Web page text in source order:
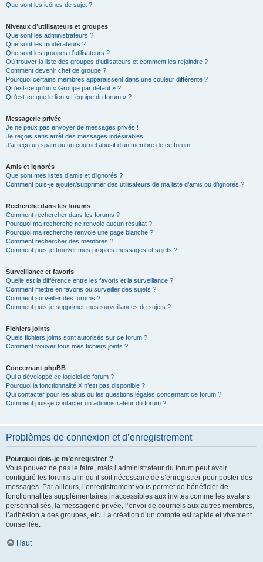
Que sont les icônes de sujet ?
Niveaux d’utilisateurs et groupes
Que sont les administrateurs ?
Que sont les modérateurs ?
Que sont les groupes d’utilisateurs ?
Où trouver la liste des groupes d’utilisateurs et comment les rejoindre ?
Comment devenir chef de groupe ?
Pourquoi certains membres apparaissent dans une couleur différente ?
Qu’est-ce qu’un « Groupe par défaut » ?
Qu’est-ce que le lien « L’équipe du forum » ?
Messagerie privée
Je ne peux pas envoyer de messages privés !
Je reçois sans arrêt des messages indésirables !
J’ai reçu un spam ou un courriel abusif d’un membre de ce forum !
Amis et ignorés
Que sont mes listes d’amis et d’ignorés ?
Comment puis-je ajouter/supprimer des utilisateurs de ma liste d’amis ou d’ignorés ?
Recherche dans les forums
Comment rechercher dans les forums ?
Pourquoi ma recherche ne renvoie aucun résultat ?
Pourquoi ma recherche renvoie une page blanche ?!
Comment rechercher des membres ?
Comment puis-je trouver mes propres messages et sujets ?
Surveillance et favoris
Quelle est la différence entre les favoris et la surveillance ?
Comment mettre en favoris ou surveiller des sujets ?
Comment surveiller des forums ?
Comment puis-je supprimer mes surveillances de sujets ?
Fichiers joints
Quels fichiers joints sont autorisés sur ce forum ?
Comment trouver tous mes fichiers joints ?
Concernant phpBB
Qui a développé ce logiciel de forum ?
Pourquoi la fonctionnalité X n’est pas disponible ?
Qui contacter pour les abus ou les questions légales concernant ce forum ?
Comment puis-je contacter un administrateur du forum ?
Problèmes de connexion et d’enregistrement
Pourquoi dois-je m’enregistrer ?
Vous pouvez ne pas le faire, mais l’administrateur du forum peut avoir
configuré les forums afin qu’il soit nécessaire de s’enregistrer pour poster des
messages. Par ailleurs, l’enregistrement vous permet de bénéficier de
fonctionnalités supplémentaires inaccessibles aux invités comme les avatars
personnalisés, la messagerie privée, l’envoi de courriels aux autres membres,
l’adhésion à des groupes, etc. La création d’un compte est rapide et vivement
conseillée.
Haut